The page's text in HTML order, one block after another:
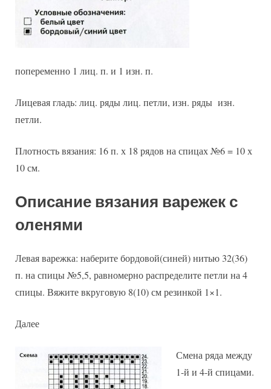
попеременно 1 лиц. п. и 1 изн. п.
Лицевая гладь: лиц. ряды лиц. петли, изн. ряды изн.
петли.
Плотность вязания: 16 п. х 18 рядов на спицах №6 = 10 х
10 см.
Описание вязания варежек с
оленями
Левая варежка: наберите бордовой(синей) нитью 32(36)
п. на спицы №5,5, равномерно распределите петли на 4
спицы. Вяжите вкруговую 8(10) см резинкой 1×1.
Далее
Смена ряда между
1-й и 4-й спицами.